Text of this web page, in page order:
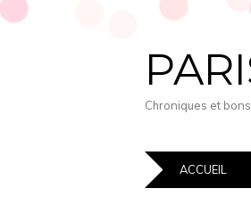
Chroniques et
ACCUEIL